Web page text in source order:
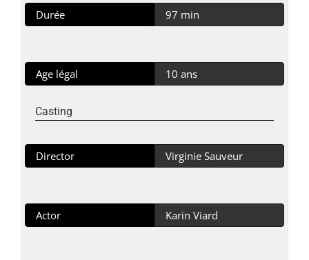
Durée 97 min
Age légal 10 ans
Casting
Director Virginie Sauveur
Actor Karin Viard